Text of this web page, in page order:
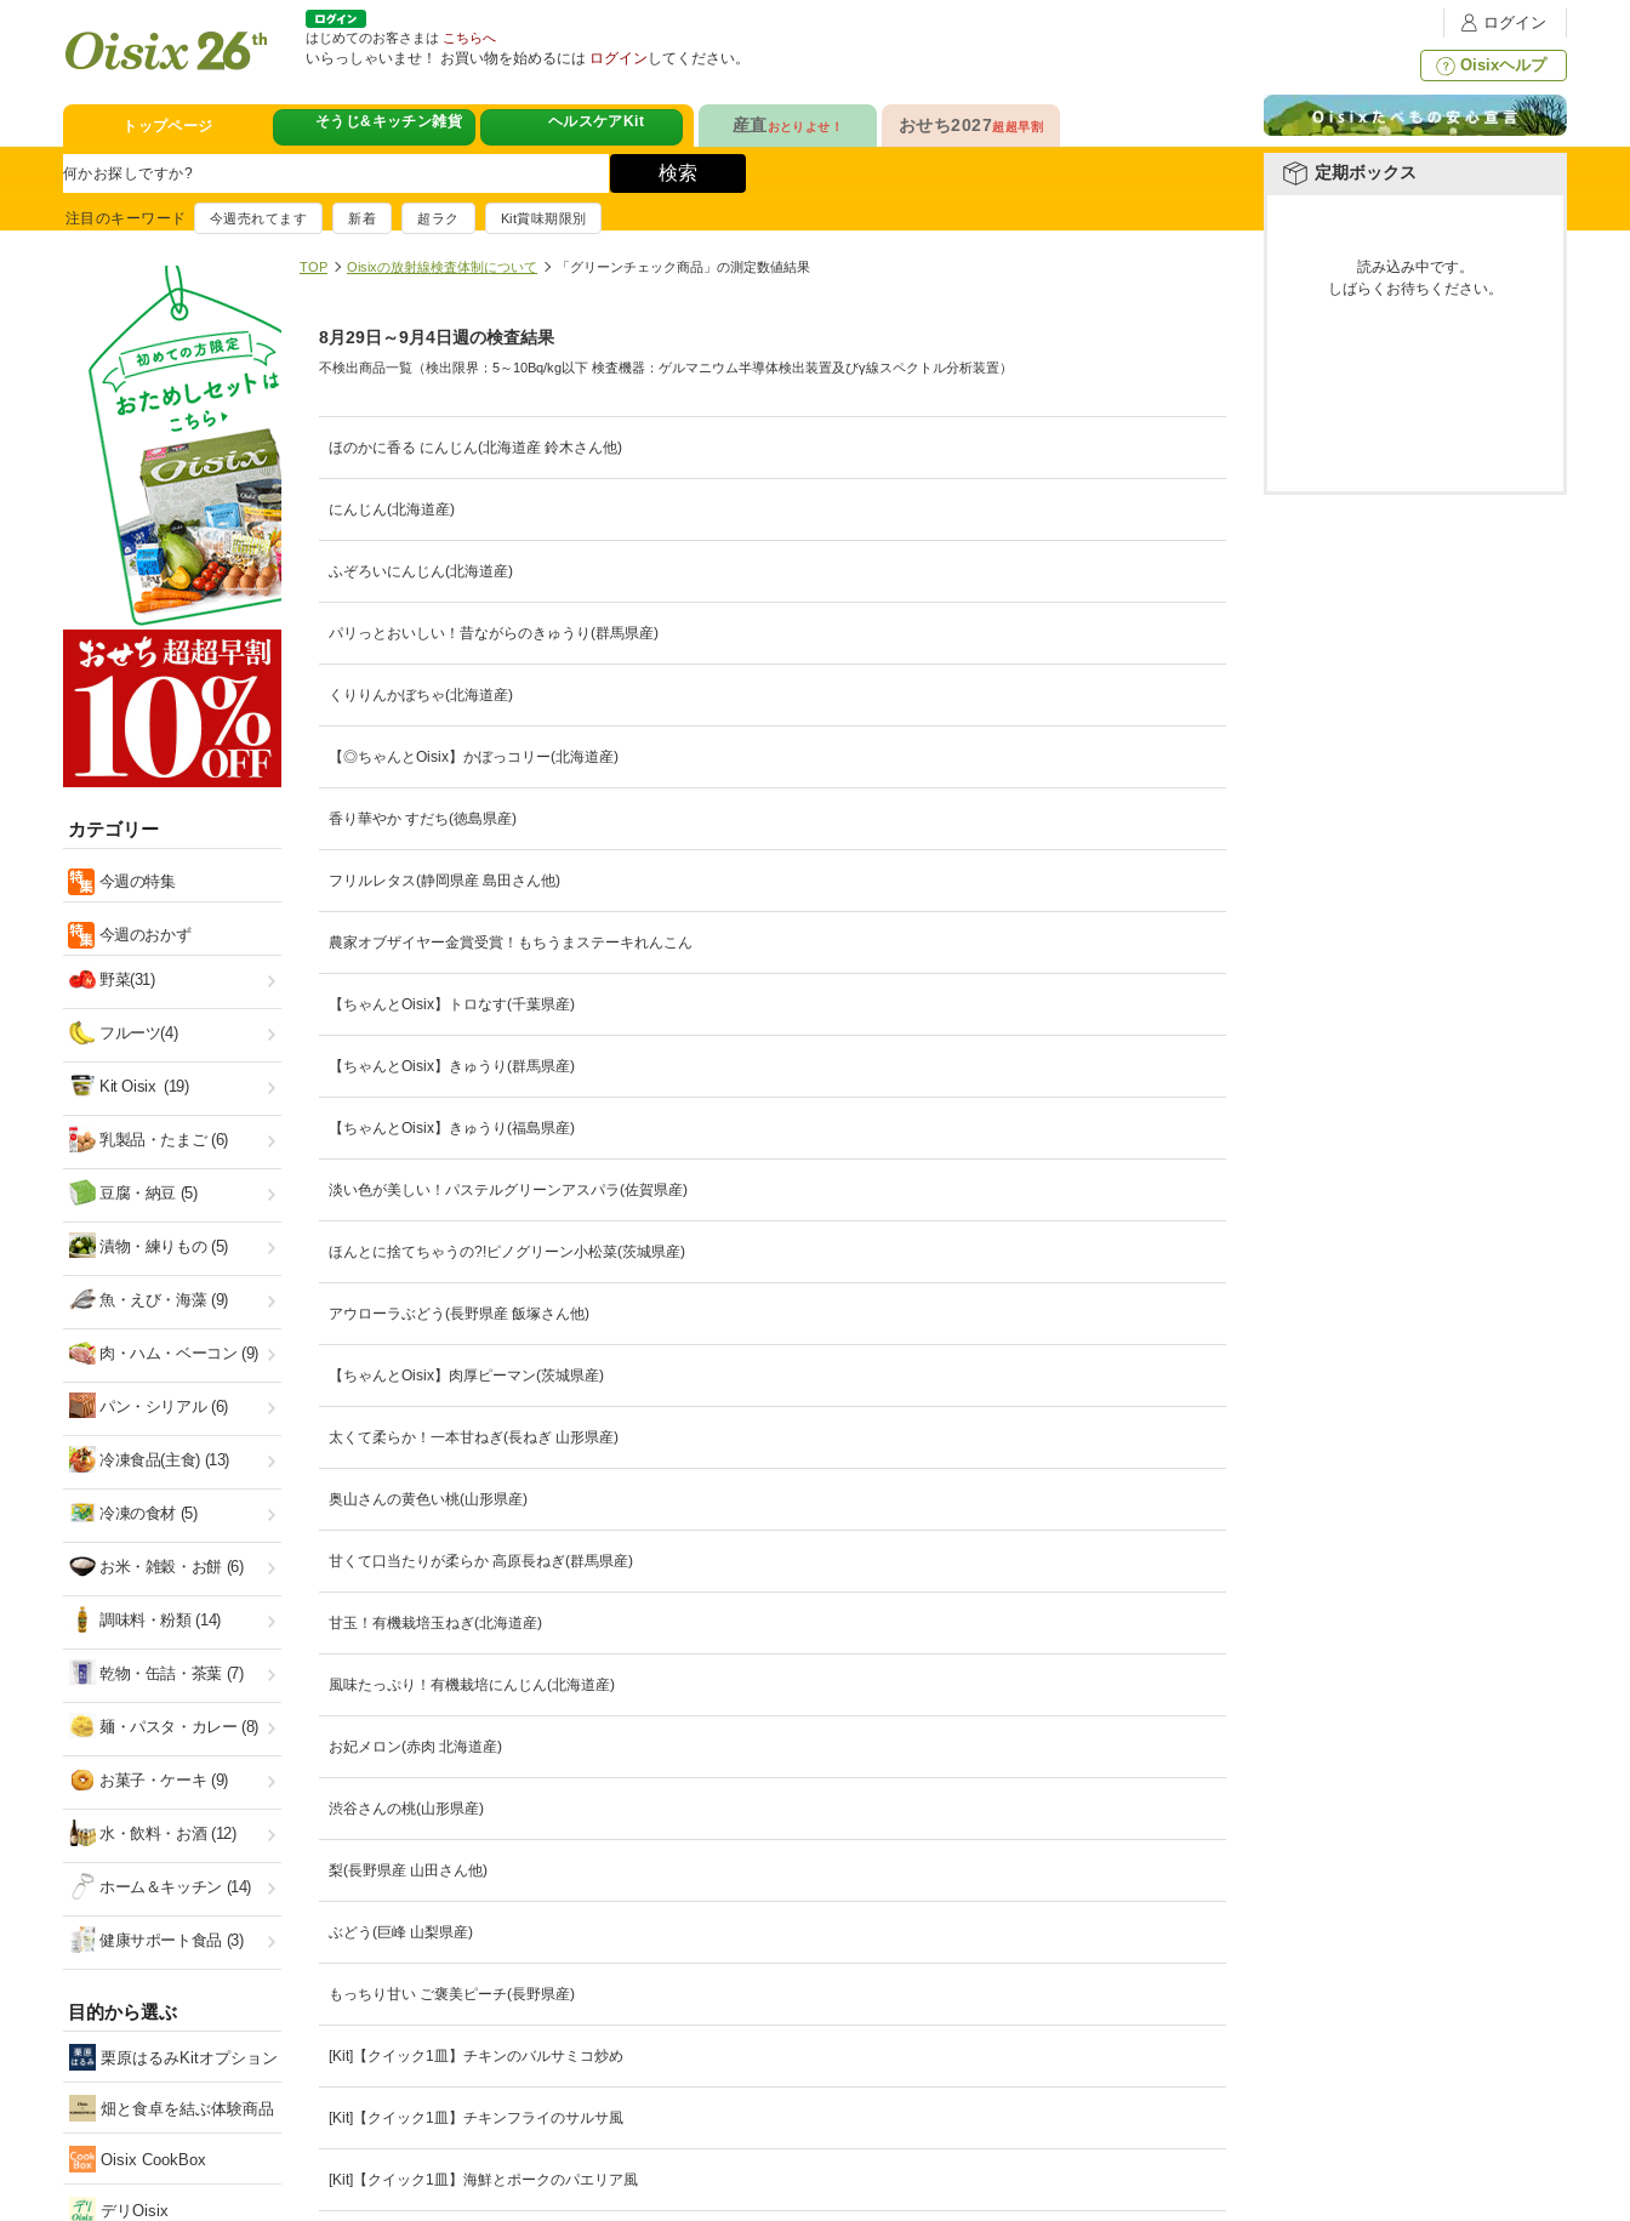
ログイン
Oisixヘルプ
はじめてのお客さまは こちらへ
いらっしゃいませ！ お買い物を始めるには ログイン してください。
トップページ
そうじ&キッチン雑貨
豪華賞品が当たるチャンス
満足ごはん大集合
おすすめ！出汁付き肉吸い
真アジのおぼろ昆布〆
そうじ&キッチン雑貨
熊本地震への緊急支援
寄付付き商品取り扱い中
ヘルスケアKit
ヘルスケアKit
健康サポート食品
産直おとりよせ！
ナガノパープルも！
ファンが年々増！
夏にピッタリ
おせち2027超超早割
人気「高砂」の
乾杯のお供にも！
人気二段重「高砂」と
検索
注目のキーワード 今週売れてます 新着 超ラク Kit賞味期限別
定期ボックス
読み込み中です。
しばらくお待ちください。
TOP Oisixの放射線検査体制について 「グリーンチェック商品」の測定数値結果
8月29日～9月4日週の検査結果
不検出商品一覧（検出限界：5～10Bq/kg以下 検査機器：ゲルマニウム半導体検出装置及びγ線スペクトル分析装置）
ほのかに香る にんじん(北海道産 鈴木さん他)
にんじん(北海道産)
ふぞろいにんじん(北海道産)
パリっとおいしい！昔ながらのきゅうり(群馬県産)
くりりんかぼちゃ(北海道産)
【◎ちゃんとOisix】かぼっコリー(北海道産)
香り華やか すだち(徳島県産)
フリルレタス(静岡県産 島田さん他)
農家オブザイヤー金賞受賞！もちうまステーキれんこん
【ちゃんとOisix】トロなす(千葉県産)
【ちゃんとOisix】きゅうり(群馬県産)
【ちゃんとOisix】きゅうり(福島県産)
淡い色が美しい！パステルグリーンアスパラ(佐賀県産)
ほんとに捨てちゃうの?!ピノグリーン小松菜(茨城県産)
アウローラぶどう(長野県産 飯塚さん他)
【ちゃんとOisix】肉厚ピーマン(茨城県産)
太くて柔らか！一本甘ねぎ(長ねぎ 山形県産)
奥山さんの黄色い桃(山形県産)
甘くて口当たりが柔らか 高原長ねぎ(群馬県産)
甘玉！有機栽培玉ねぎ(北海道産)
風味たっぷり！有機栽培にんじん(北海道産)
お妃メロン(赤肉 北海道産)
渋谷さんの桃(山形県産)
梨(長野県産 山田さん他)
ぶどう(巨峰 山梨県産)
もっちり甘い ご褒美ピーチ(長野県産)
[Kit]【クイック1皿】チキンのバルサミコ炒め
[Kit]【クイック1皿】チキンフライのサルサ風
[Kit]【クイック1皿】海鮮とポークのパエリア風
カテゴリー
今週の特集
今週のおかず
野菜(31)
フルーツ(4)
Kit Oisix (19)
乳製品・たまご(6)
豆腐・納豆 (5)
漬物・練りもの(5)
魚・えび・海藻(9)
肉・ハム・ベーコン (9)
パン・シリアル(6)
冷凍食品(主食)(13)
冷凍の食材 (5)
お米・雑穀・お餅(6)
調味料・粉類(14)
乾物・缶詰・茶葉(7)
麺・パスタ・カレー (8)
お菓子・ケーキ (9)
水・飲料・お酒(12)
ホーム＆キッチン (14)
健康サポート食品 (3)
目的から選ぶ
栗原はるみKitオプション
畑と食卓を結ぶ体験商品
Oisix CookBox
デリOisix